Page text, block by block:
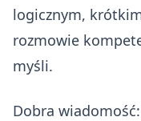
logicznym,
rozmowie
myśli.
Dobra